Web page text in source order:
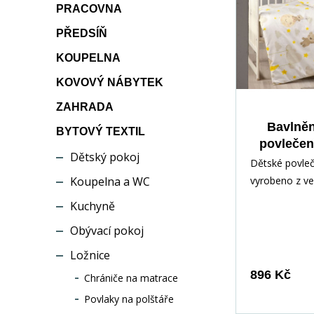
PRACOVNA
PŘEDSÍŇ
KOUPELNA
KOVOVÝ NÁBYTEK
ZAHRADA
BYTOVÝ TEXTIL
Dětský pokoj
Koupelna a WC
Kuchyně
Obývací pokoj
Ložnice
Chrániče na matrace
Povlaky na polštáře
70x90cm
Dětské
vyrobeno z
vzoru
barvy sytě
896 Kč